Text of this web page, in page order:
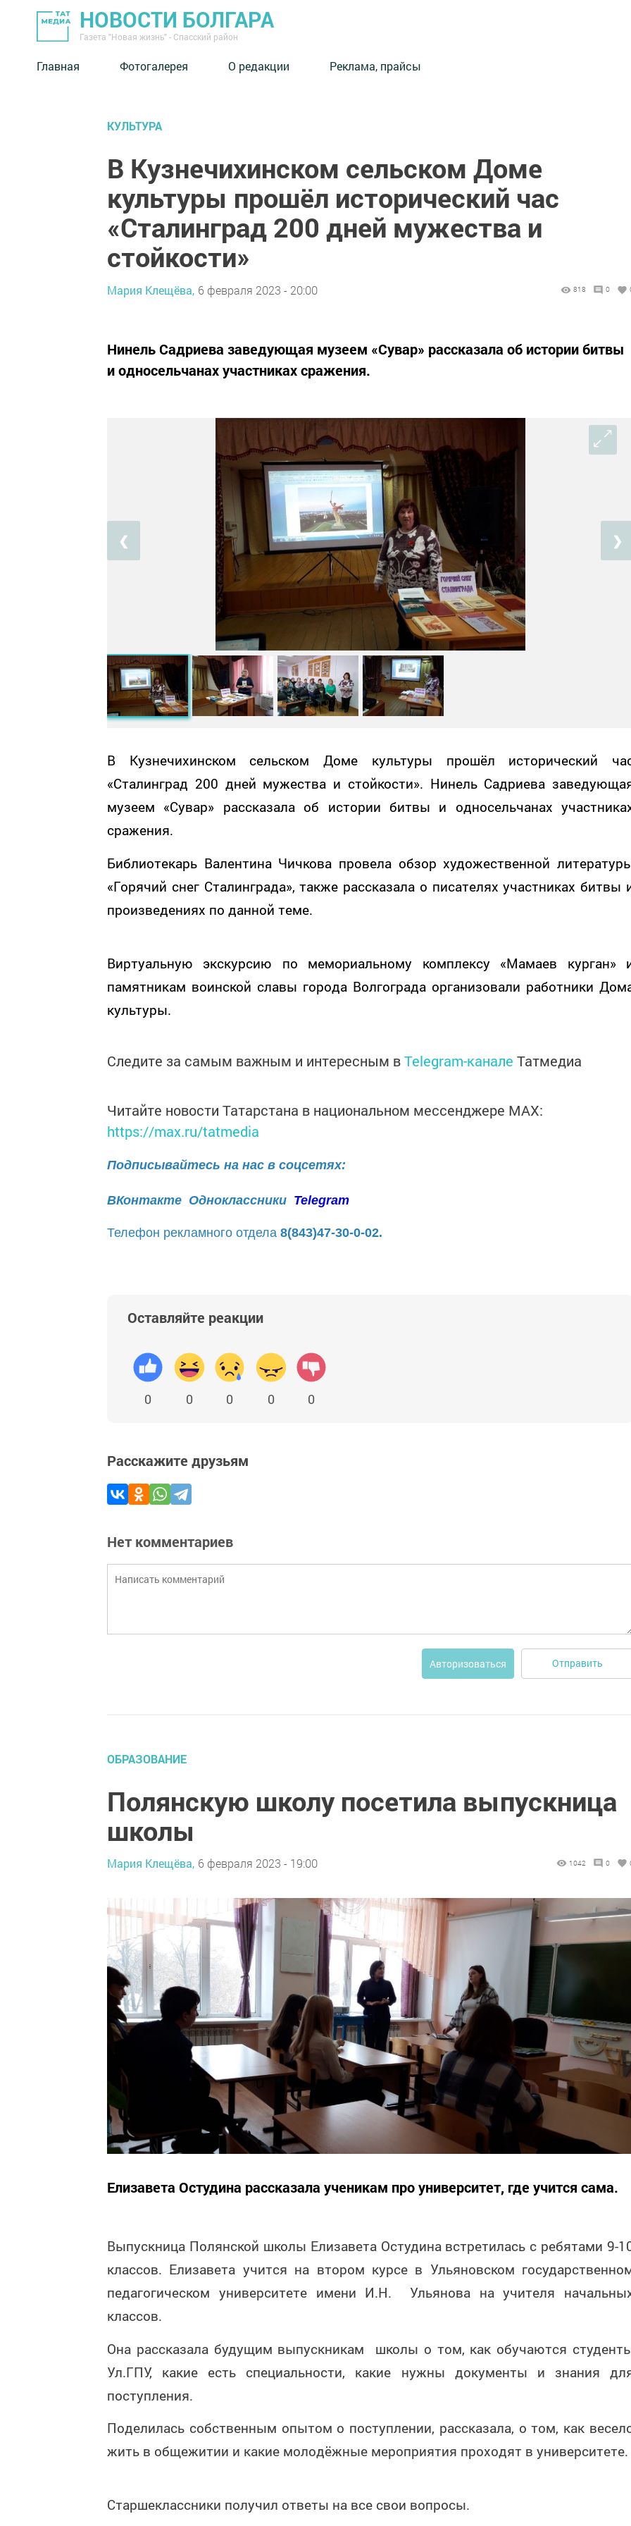
НОВОСТИ БОЛГАРА
Газета "Новая жизнь" - Спасский район
Главная Фотогалерея О редакции Реклама, прайсы
КУЛЬТУРА
В Кузнечихинском сельском Доме
культуры прошёл исторический час
«Сталинград 200 дней мужества и
стойкости»
Мария Клещёва, 6 февраля 2023 - 20:00 818 0
Нинель Садриева заведующая музеем «Сувар» рассказала об истории битвы
и односельчанах участниках сражения.
❮ ❯
В Кузнечихинском сельском Доме культуры прошёл исторический
«Сталинград 200 дней мужества и стойкости». Нинель Садриева
музеем «Сувар» рассказала об истории битвы и односельчанах
сражения.
Библиотекарь Валентина Чичкова провела обзор художественной
«Горячий снег Сталинграда», также рассказала о писателях участниках битвы
произведениях по данной теме.
Виртуальную экскурсию по мемориальному комплексу «Мамаев курган»
памятникам воинской славы города Волгограда организовали работники
культуры.
Следите за самым важным и интересным вTelegram-канале Татмедиа
Читайте новости Татарстана в национальном мессенджере MАХ:
https://max.ru/tatmedia
Подписывайтесь на нас в соцсетях:
ВКонтакте Одноклассники Telegram
Телефон рекламного отдела 8(843)47-30-0-02.
Оставляйте реакции
0 0 0 0 0
Расскажите друзьям
Нет комментариев
Авторизоваться Отправить
ОБРАЗОВАНИЕ
Полянскую школу посетила выпускница
школы
Мария Клещёва, 6 февраля 2023 - 19:00 1042 0
Елизавета Остудина рассказала ученикам про университет, где учится сама.
Выпускница Полянской школы Елизавета Остудина встретилась с ребятами 9-
классов. Елизавета учится на втором курсе в Ульяновском
педагогическом университете имени И.Н. Ульянова на учителя
классов.
Она рассказала будущим выпускникам школы о том, как обучаются
Ул.ГПУ, какие есть специальности, какие нужны документы и знания
поступления.
Поделилась собственным опытом о поступлении, рассказала, о том, как
жить в общежитии и какие молодёжные мероприятия проходят в университете.
Старшеклассники получил ответы на все свои вопросы.